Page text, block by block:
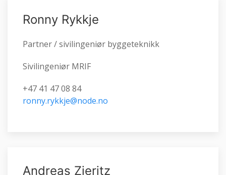
Ronny Rykkje
Partner / sivilingeniør byggeteknikk
Sivilingeniør MRIF
+47 41 47 08 84
ronny.rykkje@node.no
Andreas Zieritz